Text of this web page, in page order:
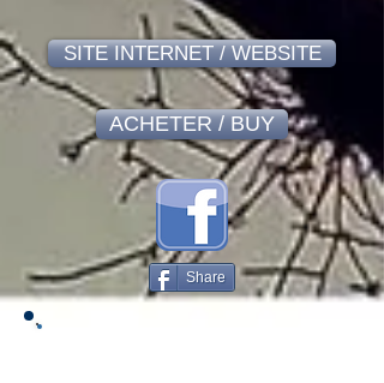
SITE INTERNET / WEBSITE
ACHETER / BUY
Share